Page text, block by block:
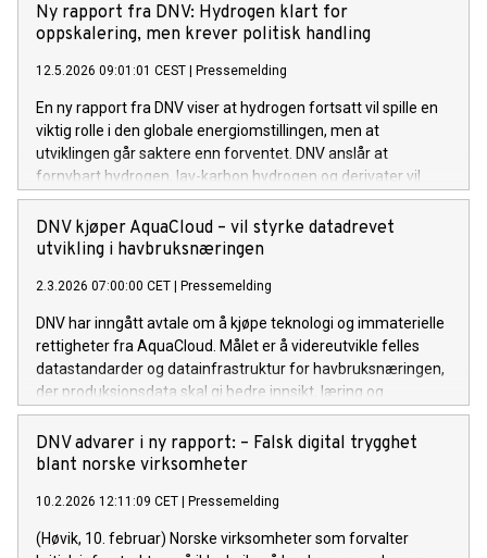
Ny rapport fra DNV: Hydrogen klart for
oppskalering, men krever politisk handling
12.5.2026 09:01:01 CEST | Pressemelding
En ny rapport fra DNV viser at hydrogen fortsatt vil spille en
viktig rolle i den globale energiomstillingen, men at
utviklingen går saktere enn forventet. DNV anslår at
fornybart hydrogen, lav-karbon hydrogen og derivater vil
bidra til å kutte mer enn 2000 millioner tonn CO₂-utslipp årlig
i 2060. For å realisere dette må pilotprosjekter skaleres til
industriell drift, noe som krever tydeligere politiske rammer.
DNV kjøper AquaCloud – vil styrke datadrevet
utvikling i havbruksnæringen
2.3.2026 07:00:00 CET | Pressemelding
DNV har inngått avtale om å kjøpe teknologi og immaterielle
rettigheter fra AquaCloud. Målet er å videreutvikle felles
datastandarder og datainfrastruktur for havbruksnæringen,
der produksjonsdata skal gi bedre innsikt, læring og
beslutningsstøtte – og bidra til økt fiskevelferd og
effektivitet i næringen.
DNV advarer i ny rapport: – Falsk digital trygghet
blant norske virksomheter
10.2.2026 12:11:09 CET | Pressemelding
(Høvik, 10. februar) Norske virksomheter som forvalter